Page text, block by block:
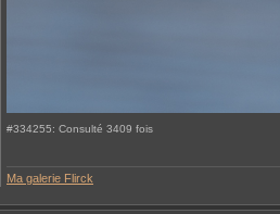
#334255: Consulté 3409 fois
Ma galerie Flirck